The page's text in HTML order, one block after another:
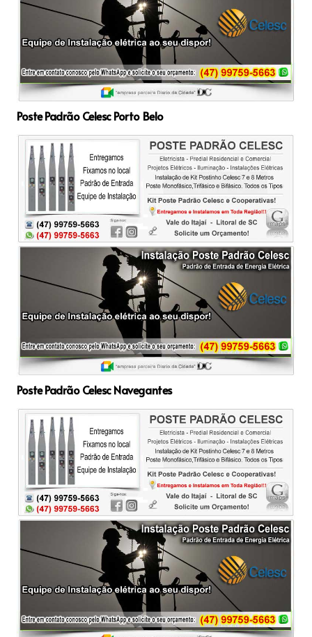
Poste Padrão Celesc Porto Belo
Poste Padrão Celesc Navegantes